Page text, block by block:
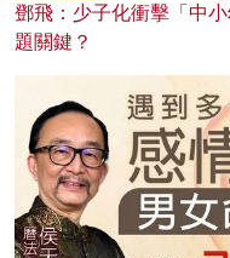
鄧飛：少子化衝擊「中
題關鍵？